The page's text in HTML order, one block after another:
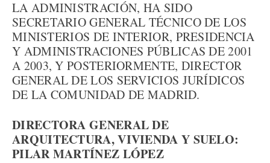
LA ADMINISTRACIÓN, HA SIDO
SECRETARIO GENERAL TÉCNICO DE LOS
MINISTERIOS DE INTERIOR, PRESIDENCIA
Y ADMINISTRACIONES PÚBLICAS DE 2001
A 2003, Y POSTERIORMENTE, DIRECTOR
GENERAL DE LOS SERVICIOS JURÍDICOS
DE LA COMUNIDAD DE MADRID.
DIRECTORA GENERAL DE
ARQUITECTURA, VIVIENDA Y SUELO:
PILAR MARTÍNEZ LÓPEZ